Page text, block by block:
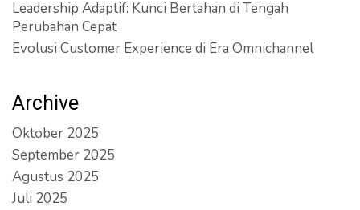
Leadership Adaptif: Kunci Bertahan di Tengah
Perubahan Cepat
Evolusi Customer Experience di Era Omnichannel
Archive
Oktober 2025
September 2025
Agustus 2025
Juli 2025